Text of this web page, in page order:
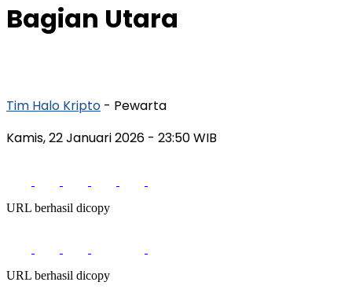
Bagian Utara
Tim Halo Kripto - Pewarta
Kamis, 22 Januari 2026 - 23:50 WIB
URL berhasil dicopy
URL berhasil dicopy